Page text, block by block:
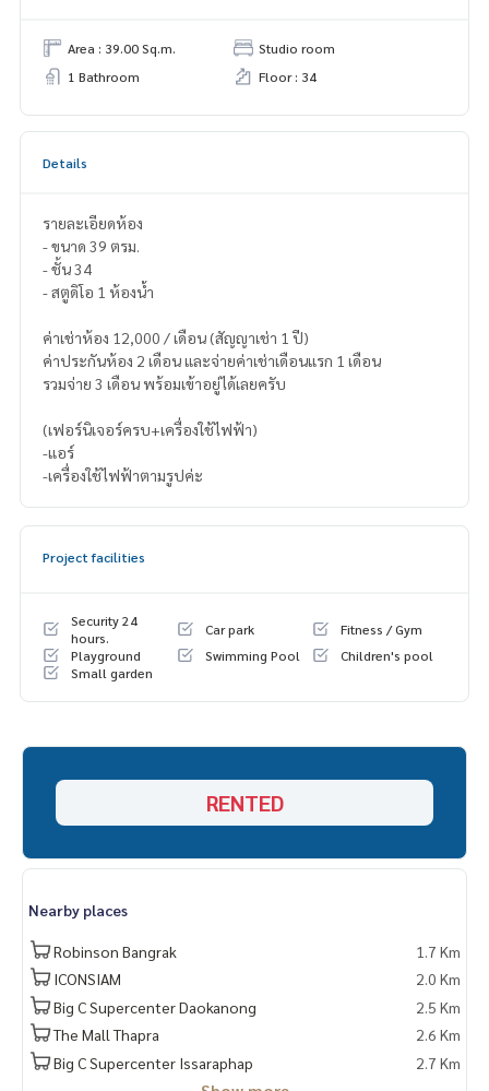
Area : 39.00 Sq.m.
Studio room
1 Bathroom
Floor : 34
Details
รายละเอียดห้อง
- ขนาด 39 ตรม.
- ชั้น 34
- สตูดิโอ 1 ห้องน้ำ
ค่าเช่าห้อง 12,000 / เดือน (สัญญาเช่า 1 ปี)
ค่าประกันห้อง 2 เดือน และจ่ายค่าเช่าเดือนแรก 1 เดือน
รวมจ่าย 3 เดือน พร้อมเข้าอยู่ได้เลยครับ
(เฟอร์นิเจอร์ครบ+เครื่องใช้ไฟฟ้า)
-แอร์
-เครื่องใช้ไฟฟ้าตามรูปค่ะ
Project facilities
Security 24
hours.
Car park
Fitness / Gym
Playground
Swimming Pool
Children's pool
Small garden
RENTED
Nearby places
Robinson Bangrak
1.7 Km
ICONSIAM
2.0 Km
Big C Supercenter Daokanong
2.5 Km
The Mall Thapra
2.6 Km
Big C Supercenter Issaraphap
2.7 Km